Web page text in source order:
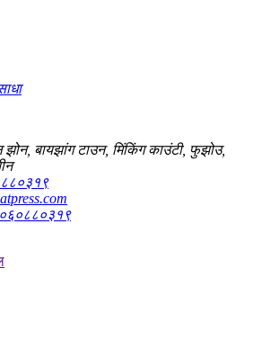
बायझांग टाउन, मिंकिंग काउंटी, फुझोउ,